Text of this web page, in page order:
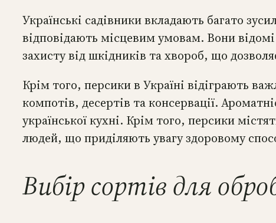
Українські садівники вкладають багато
відповідають місцевим умовам. Вони
захисту від шкідників та хвороб, що
Крім того, персики в Україні відіграють
компотів, десертів та консервації.
української кухні. Крім того, персики
людей, що приділяють увагу здоровому
Вибір сортів для